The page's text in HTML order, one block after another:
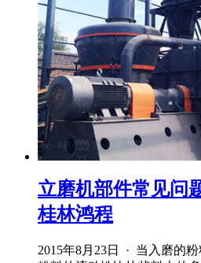
立磨机部件常见问
桂林鸿程
2015年8月23日 · 当入磨的